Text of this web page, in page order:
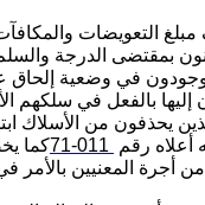
بمقتضى الدرجة
في وضعية إلحاق
بالفعل في سلكهم
يحذفون من الأسلاك
71-011كما
من أجرة المعنيين